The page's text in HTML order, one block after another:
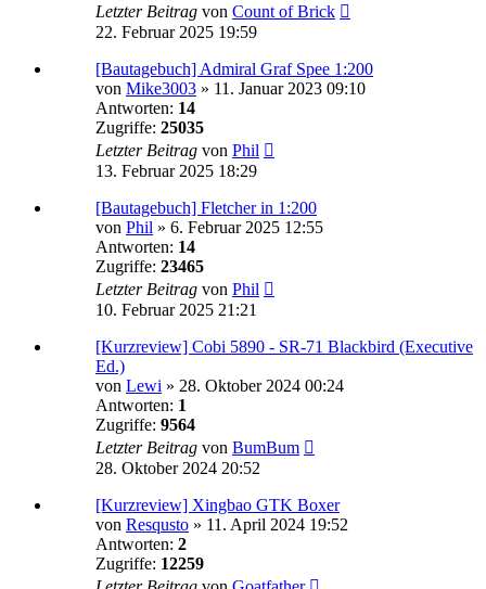
Letzter Beitrag von Count of Brick
22. Februar 2025 19:59
[Bautagebuch] Admiral Graf Spee 1:200
von Mike3003 » 11. Januar 2023 09:10
Antworten: 14
Zugriffe: 25035
Letzter Beitrag von Phil
13. Februar 2025 18:29
[Bautagebuch] Fletcher in 1:200
von Phil » 6. Februar 2025 12:55
Antworten: 14
Zugriffe: 23465
Letzter Beitrag von Phil
10. Februar 2025 21:21
[Kurzreview] Cobi 5890 - SR-71 Blackbird (Executive
Ed.)
von Lewi » 28. Oktober 2024 00:24
Antworten: 1
Zugriffe: 9564
Letzter Beitrag von BumBum
28. Oktober 2024 20:52
[Kurzreview] Xingbao GTK Boxer
von Resqusto » 11. April 2024 19:52
Antworten: 2
Zugriffe: 12259